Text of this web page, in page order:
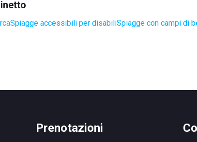
Spiagge accessibili per disabiliSpiagge con campi di
Prenotazioni